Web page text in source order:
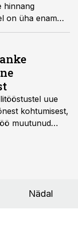
hinnang
on üha enam
Tõnu
uue
kohtumisest,
muutunud
Nädal